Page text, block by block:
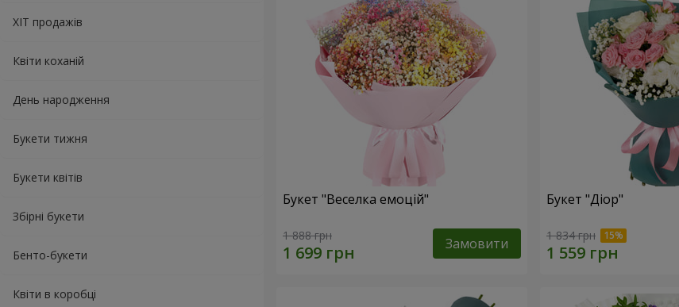
ХІТ продажів
Квіти коханій
День народження
Букети тижня
Букети квітів
Збірні букети
Бенто-букети
Квіти в коробці
Букет "Веселка емоцій"
1 888 грн Замовити
Букет "Діор"
1 834 грн